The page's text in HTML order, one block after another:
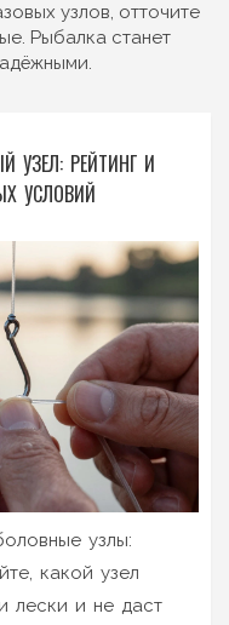
узлов, отточите
Рыбалка станет
УЗЕЛ: РЕЙТИНГ И
УСЛОВИЙ
узлы:
какой узел
лески и не даст